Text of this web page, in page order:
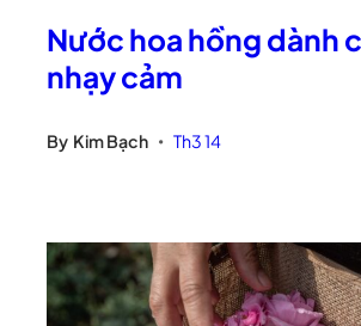
Nước hoa hồng dành
nhạy cảm
By Kim Bạch • Th3 14